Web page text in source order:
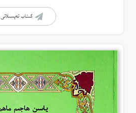
كىتاب تەپسىلاتى